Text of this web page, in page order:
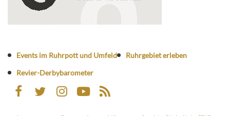
Events im Ruhrpott und Umfeld
Ruhrgebiet erleben
Revier-Derbybarometer